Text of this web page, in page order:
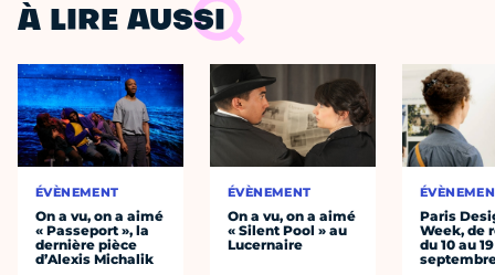
À LIRE AUSSI
ÉVÈNEMENT
On a vu, on a aimé
« Passeport », la
dernière pièce
d’Alexis Michalik
ÉVÈNEMENT
On a vu, on a aimé
« Silent Pool » au
Lucernaire
Paris
Week, de
du 10 au 19